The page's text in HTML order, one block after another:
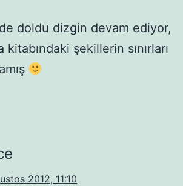
doldu dizgin devam ediyor,
şekillerin sınırları
2012, 11:10